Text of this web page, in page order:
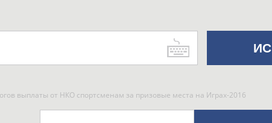
выплаты от НКО спортсменам за призовые места на Играх-2016